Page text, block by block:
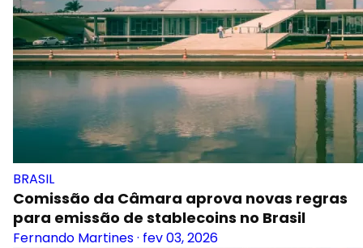
BRASIL
Comissão da Câmara aprova novas regras
para emissão de stablecoins no Brasil
Fernando Martines· fev 03, 2026